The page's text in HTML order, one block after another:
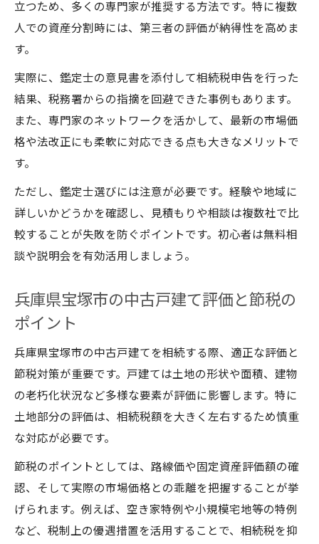
立つため、多くの専門家が推奨する方法です。特に複数
人での資産分割時には、第三者の評価が納得性を高めま
す。
実際に、鑑定士の意見書を添付して相続税申告を行った
結果、税務署からの指摘を回避できた事例もあります。
また、専門家のネットワークを活かして、最新の市場価
格や法改正にも柔軟に対応できる点も大きなメリットで
す。
ただし、鑑定士選びには注意が必要です。経験や地域に
詳しいかどうかを確認し、見積もりや相談は複数社で比
較することが失敗を防ぐポイントです。初心者は無料相
談や説明会を有効活用しましょう。
兵庫県宝塚市の中古戸建て評価と節税の
ポイント
兵庫県宝塚市の中古戸建てを相続する際、適正な評価と
節税対策が重要です。戸建ては土地の形状や面積、建物
の老朽化状況など多様な要素が評価に影響します。特に
土地部分の評価は、相続税額を大きく左右するため慎重
な対応が必要です。
節税のポイントとしては、路線価や固定資産評価額の確
認、そして実際の市場価格との乖離を把握することが挙
げられます。例えば、空き家特例や小規模宅地等の特例
など、税制上の優遇措置を活用することで、相続税を抑